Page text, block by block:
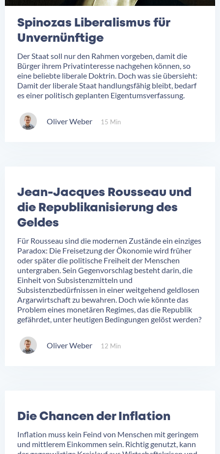
Spinozas Liberalismus für
Unvernünftige
Der Staat soll nur den Rahmen vorgeben, damit die
Bürger ihrem Privatinteresse nachgehen können, so
eine beliebte liberale Doktrin. Doch was sie übersieht:
Damit der liberale Staat handlungsfähig bleibt, bedarf
es einer politisch geplanten Eigentumsverfassung.
Oliver Weber 15 Min
Jean-Jacques Rousseau und
die Republikanisierung des
Geldes
Für Rousseau sind die modernen Zustände ein einziges
Paradox: Die Freisetzung der Ökonomie wird früher
oder später die politische Freiheit der Menschen
untergraben. Sein Gegenvorschlag besteht darin, die
Einheit von Subsistenzmitteln und
Subsistenzbedürfnissen in einer weitgehend geldlosen
Argarwirtschaft zu bewahren. Doch wie könnte das
Problem eines monetären Regimes, das die Republik
gefährdet, unter heutigen Bedingungen gelöst werden?
Oliver Weber 12 Min
Die Chancen der Inflation
Inflation muss kein Feind von Menschen mit geringem
und mittlerem Einkommen sein. Richtig genutzt, kann